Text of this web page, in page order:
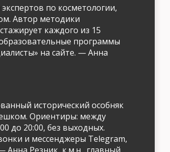
по косметологии,
Автор методики
каждого из 15
программы
на сайте. — Анна
исторический особняк
Ориентиры: между
до 20:00, без выходных.
и мессенджеры Telegram,
Анна Резник, к.м.н., главный